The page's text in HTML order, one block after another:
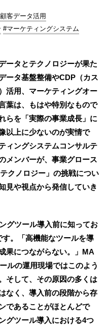
客データ活用
#マーケティングシステム
ータとテクノロジーが果た
ータ基盤整備やCDP（カス
活用、マーケティングオー
葉は、もはや特別なもので
らを「実際の事業成長」に
以上に少ないのが実情で
ィングシステムコンサルテ
メンバーが、事業グロース
クノロジー」の挑戦につい
見や視点から発信していき
グツール導入前に知ってお
す。「高機能なツールを導
果につながらない。」MA
ルの運用現場ではこのよう
そして、その原因の多くは
なく、導入前の段階から存
であることがほとんどで
グツール導入における4つ